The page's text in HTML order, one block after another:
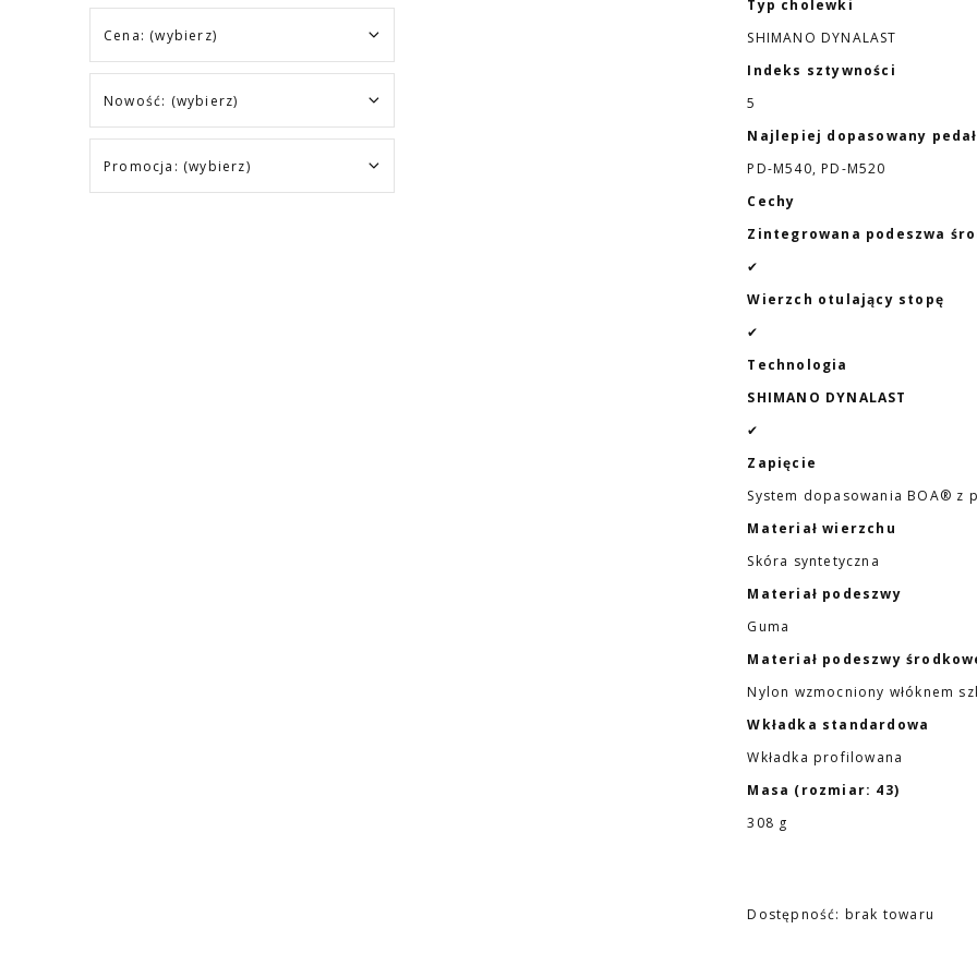
Cena: (wybierz)
Nowość: (wybierz)
Promocja: (wybierz)
Typ cholewki
SHIMANO DYNALAST
Indeks sztywności
5
Najlepiej dopasowany pedał
PD-M540, PD-M520
Cechy
Zintegrowana podeszwa
✔
Wierzch otulający stopę
✔
Technologia
SHIMANO DYNALAST
✔
Zapięcie
System dopasowania BOA® z
Materiał wierzchu
Skóra syntetyczna
Materiał podeszwy
Guma
Materiał podeszwy
Nylon wzmocniony włóknem
Wkładka standardowa
Wkładka profilowana
Masa (rozmiar: 43)
308 g
Dostępność: brak towaru